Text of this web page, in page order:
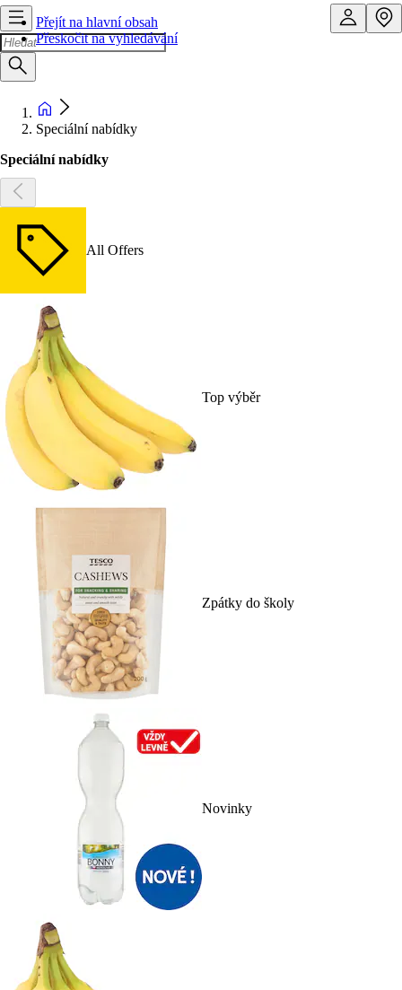
Přejít na hlavní obsah
Přeskočit na vyhledávání
Speciální nabídky
Speciální nabídky
All Offers
Top výběr
Zpátky do školy
Novinky